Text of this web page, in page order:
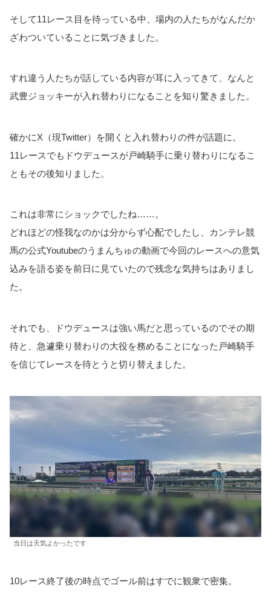
そして11レース目を待っている中、場内の人たちがなんだか
ざわついていることに気づきました。
すれ違う人たちが話している内容が耳に入ってきて、なんと
武豊ジョッキーが入れ替わりになることを知り驚きました。
確かにX（現Twitter）を開くと入れ替わりの件が話題に。
11レースでもドウデュースが戸崎騎手に乗り替わりになるこ
ともその後知りました。
これは非常にショックでしたね……。
どれほどの怪我なのかは分からず心配でしたし、カンテレ競
馬の公式Youtubeのうまんちゅの動画で今回のレースへの意気
込みを語る姿を前日に見ていたので残念な気持ちはありまし
た。
それでも、ドウデュースは強い馬だと思っているのでその期
待と、急遽乗り替わりの大役を務めることになった戸崎騎手
を信じてレースを待とうと切り替えました。
当日は天気よかったです
10レース終了後の時点でゴール前はすでに観衆で密集。